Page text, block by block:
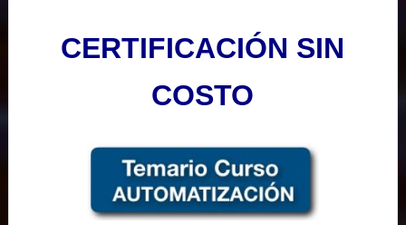
CERTIFICACIÓN SIN
COSTO